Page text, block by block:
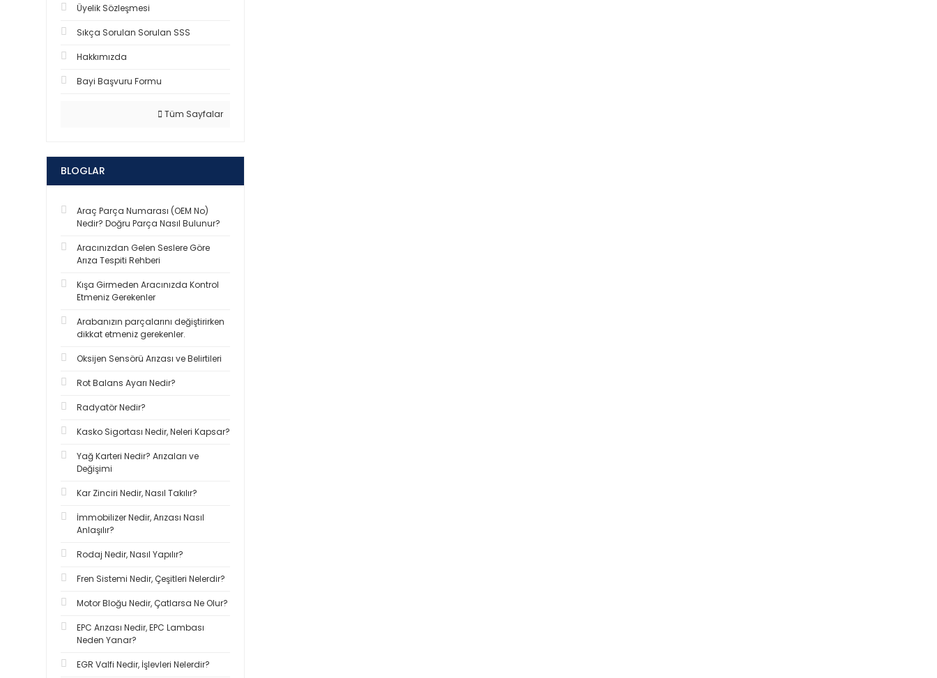
Üyelik Sözleşmesi
Sıkça Sorulan Sorulan SSS
Hakkımızda
Bayi Başvuru Formu
Tüm Sayfalar
BLOGLAR
Araç Parça Numarası (OEM No)
Nedir? Doğru Parça Nasıl Bulunur?
Aracınızdan Gelen Seslere Göre
Arıza Tespiti Rehberi
Kışa Girmeden Aracınızda Kontrol
Etmeniz Gerekenler
Arabanızın parçalarını değiştirirken
dikkat etmeniz gerekenler.
Oksijen Sensörü Arızası ve Belirtileri
Rot Balans Ayarı Nedir?
Radyatör Nedir?
Kasko Sigortası Nedir, Neleri Kapsar?
Yağ Karteri Nedir? Arızaları ve
Değişimi
Kar Zinciri Nedir, Nasıl Takılır?
İmmobilizer Nedir, Arızası Nasıl
Anlaşılır?
Rodaj Nedir, Nasıl Yapılır?
Fren Sistemi Nedir, Çeşitleri Nelerdir?
Motor Bloğu Nedir, Çatlarsa Ne Olur?
EPC Arızası Nedir, EPC Lambası
Neden Yanar?
EGR Valfi Nedir, İşlevleri Nelerdir?